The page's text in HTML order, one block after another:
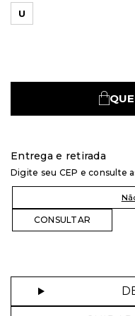
U
Entrega e retirada
Digite seu CEP e consulte